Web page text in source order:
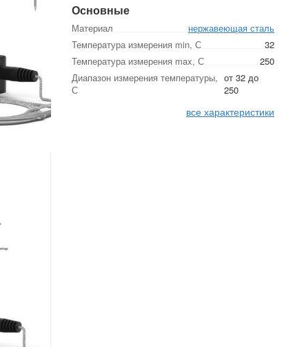
Основные
Материал
нержавеющая сталь
Температура измерения min, С
32
Температура измерения max, С
250
Диапазон измерения температуры,
С
от 32 до
250
все характеристики